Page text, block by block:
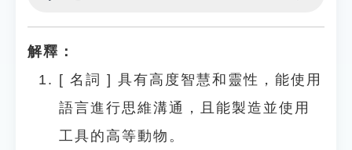
解釋：
[ 名詞 ] 具有高度智慧和靈性，能使用
語言進行思維溝通，且能製造並使用
工具的高等動物。